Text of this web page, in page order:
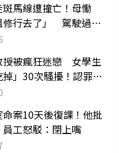
馬線遭撞亡！母慟
修行去了」 駕駛過失
授被瘋狂迷戀 女學生
」30次騷擾！認罪免
案10天後復課！他批
工怒駁：閉上嘴